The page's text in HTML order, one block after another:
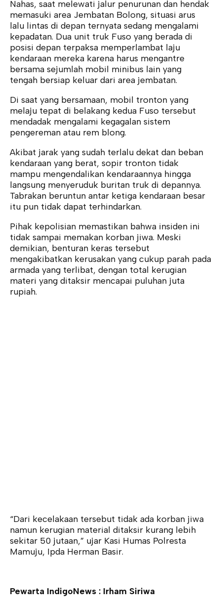
Nahas, saat melewati jalur penurunan dan hendak
memasuki area Jembatan Bolong, situasi arus
lalu lintas di depan ternyata sedang mengalami
kepadatan. Dua unit truk Fuso yang berada di
posisi depan terpaksa memperlambat laju
kendaraan mereka karena harus mengantre
bersama sejumlah mobil minibus lain yang
tengah bersiap keluar dari area jembatan.
Di saat yang bersamaan, mobil tronton yang
melaju tepat di belakang kedua Fuso tersebut
mendadak mengalami kegagalan sistem
pengereman atau rem blong.
Akibat jarak yang sudah terlalu dekat dan beban
kendaraan yang berat, sopir tronton tidak
mampu mengendalikan kendaraannya hingga
langsung menyeruduk buritan truk di depannya.
Tabrakan beruntun antar ketiga kendaraan besar
itu pun tidak dapat terhindarkan.
Pihak kepolisian memastikan bahwa insiden ini
tidak sampai memakan korban jiwa. Meski
demikian, benturan keras tersebut
mengakibatkan kerusakan yang cukup parah pada
armada yang terlibat, dengan total kerugian
materi yang ditaksir mencapai puluhan juta
rupiah.
“Dari kecelakaan tersebut tidak ada korban jiwa
namun kerugian material ditaksir kurang lebih
sekitar 50 jutaan,” ujar Kasi Humas Polresta
Mamuju, Ipda Herman Basir.
Pewarta IndigoNews : Irham Siriwa